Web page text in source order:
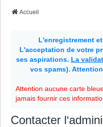
Accueil
L'enregistrement
L'acceptation de votre
ses aspirations. La
vos spams).
Attention aucune carte
jamais fournir ces
Contacter